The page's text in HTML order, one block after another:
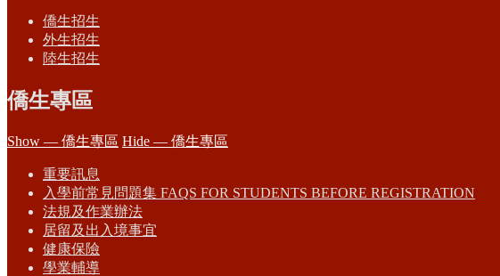
僑生招生
外生招生
陸生招生
僑生專區
Show — 僑生專區 Hide — 僑生專區
重要訊息
入學前常見問題集 FAQS FOR STUDENTS BEFORE REGISTRATION
法規及作業辦法
居留及出入境事宜
健康保險
學業輔導